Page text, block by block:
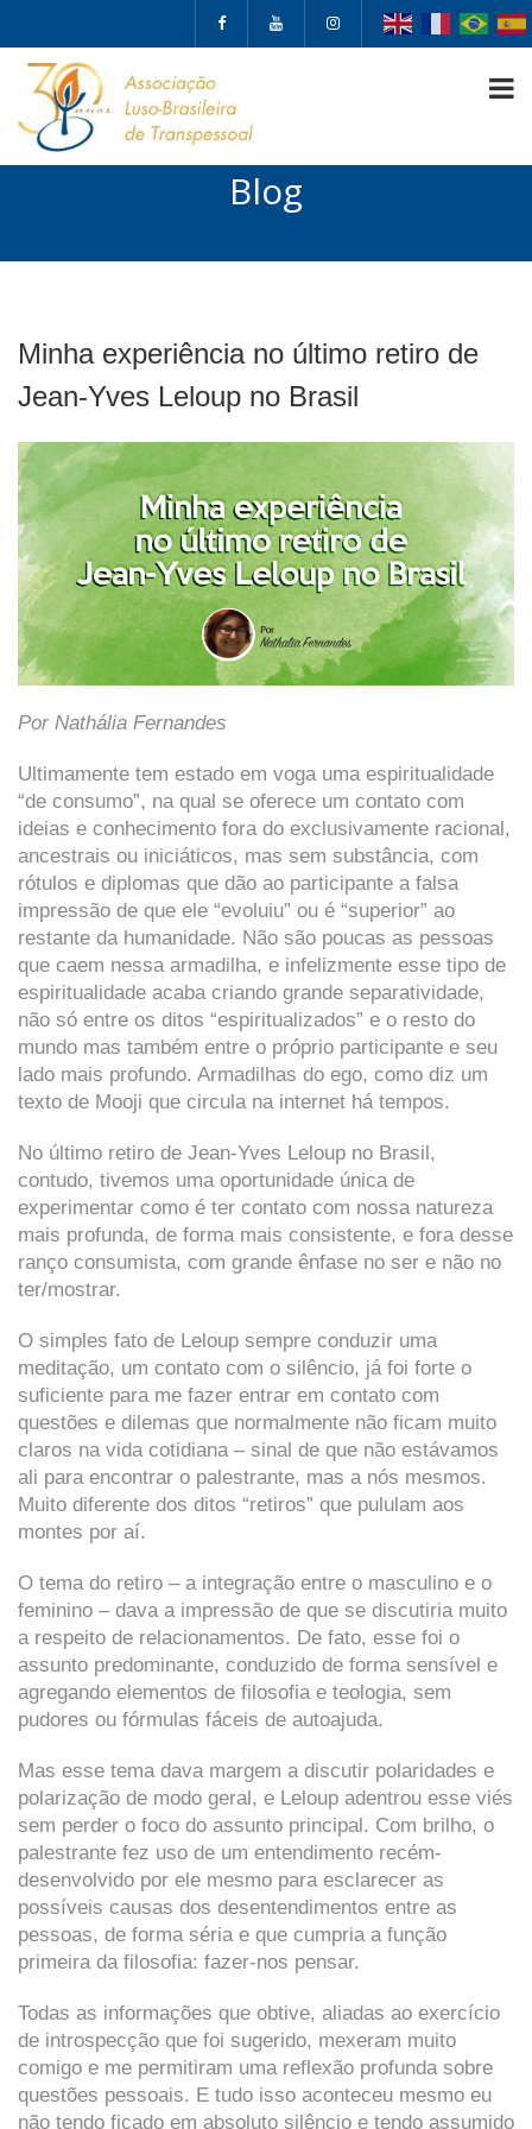
Blog
Minha experiência no último retiro de
Jean-Yves Leloup no Brasil
Por Nathália Fernandes
Ultimamente tem estado em voga uma espiritualidade
“de consumo”, na qual se oferece um contato com
ideias e conhecimento fora do exclusivamente racional,
ancestrais ou iniciáticos, mas sem substância, com
rótulos e diplomas que dão ao participante a falsa
impressão de que ele “evoluiu” ou é “superior” ao
restante da humanidade. Não são poucas as pessoas
que caem nessa armadilha, e infelizmente esse tipo de
espiritualidade acaba criando grande separatividade,
não só entre os ditos “espiritualizados” e o resto do
mundo mas também entre o próprio participante e seu
lado mais profundo. Armadilhas do ego, como diz um
texto de Mooji que circula na internet há tempos.
No último retiro de Jean-Yves Leloup no Brasil,
contudo, tivemos uma oportunidade única de
experimentar como é ter contato com nossa natureza
mais profunda, de forma mais consistente, e fora desse
ranço consumista, com grande ênfase no ser e não no
ter/mostrar.
O simples fato de Leloup sempre conduzir uma
meditação, um contato com o silêncio, já foi forte o
suficiente para me fazer entrar em contato com
questões e dilemas que normalmente não ficam muito
claros na vida cotidiana – sinal de que não estávamos
ali para encontrar o palestrante, mas a nós mesmos.
Muito diferente dos ditos “retiros” que pululam aos
montes por aí.
O tema do retiro – a integração entre o masculino e o
feminino – dava a impressão de que se discutiria muito
a respeito de relacionamentos. De fato, esse foi o
assunto predominante, conduzido de forma sensível e
agregando elementos de filosofia e teologia, sem
pudores ou fórmulas fáceis de autoajuda.
Mas esse tema dava margem a discutir polaridades e
polarização de modo geral, e Leloup adentrou esse viés
sem perder o foco do assunto principal. Com brilho, o
palestrante fez uso de um entendimento recém-
desenvolvido por ele mesmo para esclarecer as
possíveis causas dos desentendimentos entre as
pessoas, de forma séria e que cumpria a função
primeira da filosofia: fazer-nos pensar.
Todas as informações que obtive, aliadas ao exercício
de introspecção que foi sugerido, mexeram muito
comigo e me permitiram uma reflexão profunda sobre
questões pessoais. E tudo isso aconteceu mesmo eu
não tendo ficado em absoluto silêncio e tendo assumido